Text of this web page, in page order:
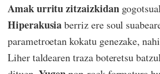
Amak urritu zitzaizkidan
Hiperakusiaberriz ere soul
parametroetan kokatu genezake,
Liher taldearen traza boteretsu